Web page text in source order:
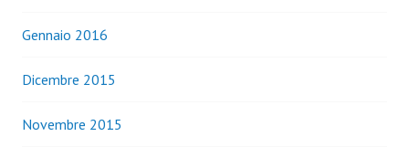
Gennaio 2016
Dicembre 2015
Novembre 2015